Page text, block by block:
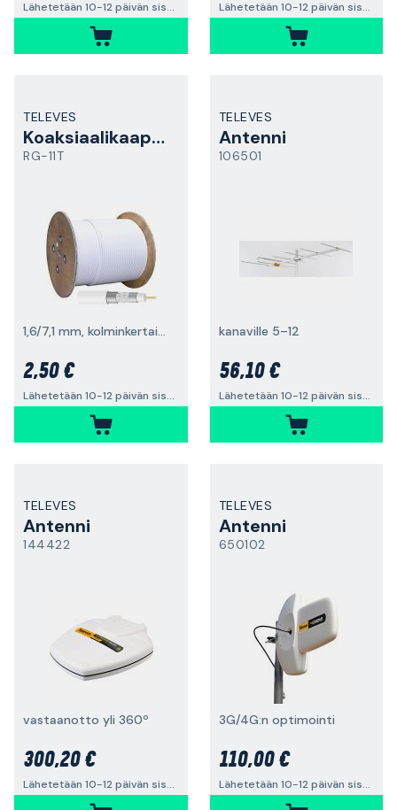
Lähetetään 10-12 päivän sisällä Lähetetään 10-12 päivän sisällä
TELEVES
Koaksiaalikaapeli
RG-11T
1,6/7,1 mm, kolminkertainen suoja, 1 m
2,50 €
Lähetetään 10-12 päivän sisällä
TELEVES
Antenni
106501
kanaville 5–12
56,10 €
Lähetetään 10-12 päivän sisällä
TELEVES
Antenni
144422
vastaanotto yli 360º
300,20 €
Lähetetään 10-12 päivän sisällä
TELEVES
Antenni
650102
3G/4G:n optimointi
110,00 €
Lähetetään 10-12 päivän sisällä